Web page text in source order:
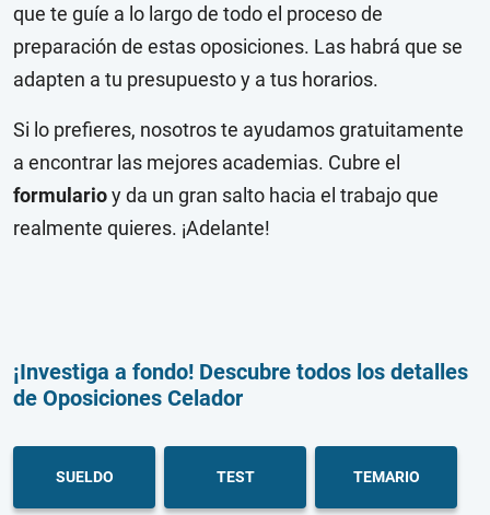
que te guíe a lo largo de todo el proceso de
preparación de estas oposiciones. Las habrá que se
adapten a tu presupuesto y a tus horarios.
Si lo prefieres, nosotros te ayudamos gratuitamente
a encontrar las mejores academias. Cubre el
formularioy da un gran salto hacia el trabajo que
realmente quieres. ¡Adelante!
¡Investiga a fondo! Descubre todos los detalles
de Oposiciones Celador
SUELDO TEST TEMARIO